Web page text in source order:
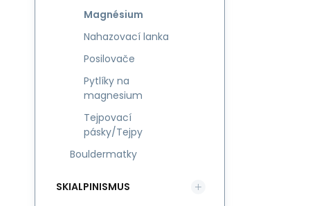
Magnésium
Nahazovací lanka
Posilovače
Pytlíky na
magnesium
Tejpovací
pásky/Tejpy
Bouldermatky
SKIALPINISMUS